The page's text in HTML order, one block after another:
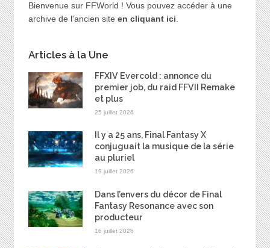
Bienvenue sur FFWorld ! Vous pouvez accéder à une
archive de l'ancien site en cliquant ici.
Articles à la Une
FFXIV Evercold : annonce du
premier job, du raid FFVII Remake
et plus
25 juillet 2026
Il y a 25 ans, Final Fantasy X
conjuguait la musique de la série
au pluriel
19 juillet 2026
Dans l’envers du décor de Final
Fantasy Resonance avec son
producteur
16 juillet 2026